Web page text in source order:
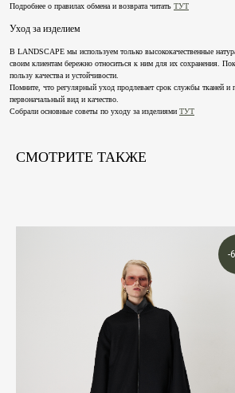
Подробнее о правилах обмена и возврата читать ТУТ
Уход за изделием
В LANDSCAPE мы используем только высококачественные
своим клиентам бережно относиться к ним для их сохранения.
пользу качества и устойчивости.
Помните, что регулярный уход продлевает срок службы тканей и
первоначальный вид и качество.
Собрали основные советы по уходу за изделиями ТУТ
СМОТРИТЕ ТАКЖЕ
-
+7 911 027 2044
и другие документы
ИП Шмаргуненко Алексей Николаевич ИНН 780100353151
согласие на обработку персональных данных согласие на получение
рекламной рассылки
Отправить